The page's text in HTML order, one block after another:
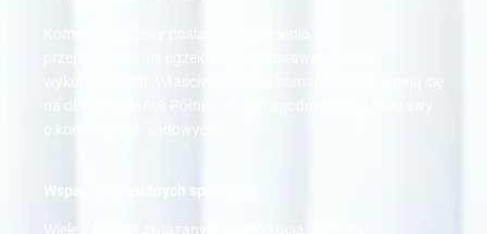
Komornik sądowy posiada uprawnienia do
przeprowadzania egzekucji na podstawie tytułów
wykonawczych. Właściwości tego komornika rozciągają się
na obszar Gdańsk Północ, co jest zgodne z art. 10 ustawy
o komornikach sądowych.
Wsparcie w trudnych sprawach
Wiele z kwestii związanych z egzekucją może być